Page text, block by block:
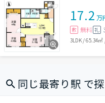
17.2 万
敷 無料 礼
3LDK/65.34㎡
同じ最寄り駅 で